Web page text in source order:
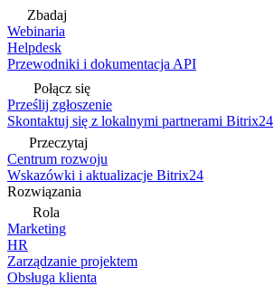
Zbadaj
Webinaria
Helpdesk
Przewodniki i dokumentacja API
Połącz się
Prześlij zgłoszenie
Skontaktuj się z lokalnymi partnerami Bitrix24
Przeczytaj
Centrum rozwoju
Wskazówki i aktualizacje Bitrix24
Rozwiązania
Rola
Marketing
HR
Zarządzanie projektem
Obsługa klienta